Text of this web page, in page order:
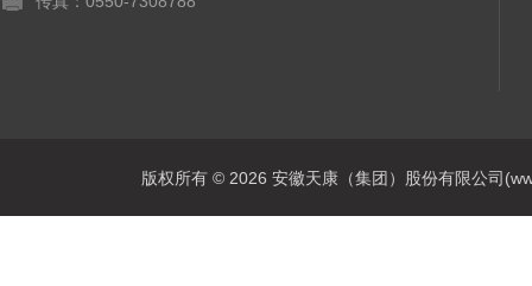
版权所有 © 2026 安徽天康（集团）股份有限公司